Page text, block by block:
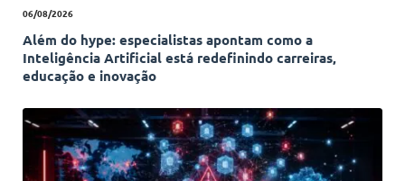
06/08/2026
Além do hype: especialistas apontam como a
Inteligência Artificial está redefinindo carreiras,
educação e inovação